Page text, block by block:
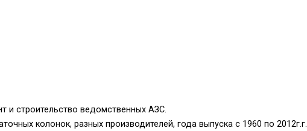
и строительство ведомственных АЗС.
колонок, разных производителей, года выпуска с 1960 по 2012г.г.